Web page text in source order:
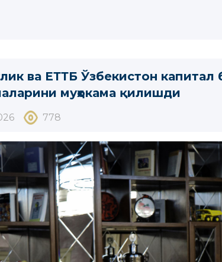
ва ЕТТБ Ўзбекистон
муҳокама қилишди
778